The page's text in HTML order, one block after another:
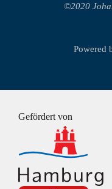
©2020
Powered
Gefördert von